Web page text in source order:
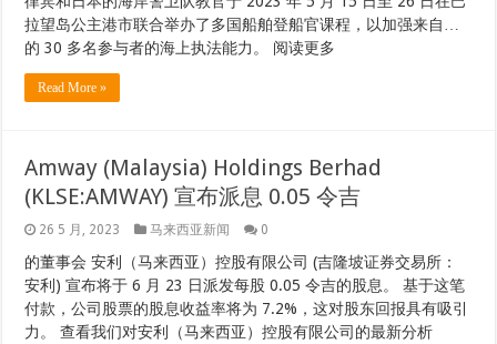
拉望岛公主港市联合举办了多国船舶登船官课程，以加强来自…
的 30 多名参与者的海上执法能力。 阅读更多
Read More »
Amway (Malaysia) Holdings Berhad
(KLSE:AMWAY) 宣布派息 0.05 令吉
26 5 月, 2023 马来西亚新闻 0
的董事会 安利（马来西亚）控股有限公司 (吉隆坡证券交易所：
安利) 宣布将于 6 月 23 日派发每股 0.05 令吉的股息。 基于这笔
付款，公司股票的股息收益率将为 7.2%，这对股东回报具有吸引
力。 查看我们对安利（马来西亚）控股有限公司的最新分析